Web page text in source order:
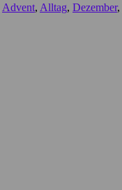
Advent, Alltag, Dezember,